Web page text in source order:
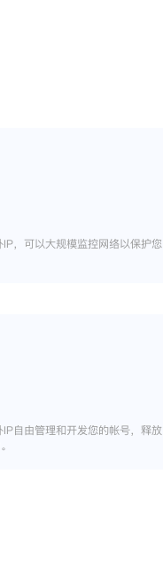
，可以大规模监控网络以保护您
自由管理和开发您的帐号，释放